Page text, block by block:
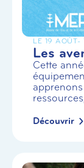
LE 19 AOÛT-
Les
Cette
Découvrir